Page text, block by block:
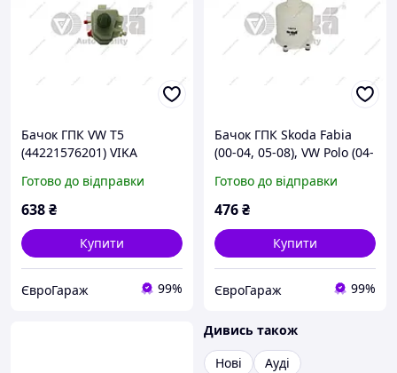
Бачок ГПК VW T5
(44221576201) VIKA
Готово до відправки
638₴
Купити
ЄвроГараж 99%
Бачок ГПК Skoda Fabia
(00-04, 05-08), VW Polo (04-
Ibiza (02-05) (64230042801)
VIKA
Готово до відправки
476₴
Купити
ЄвроГараж 99%
Дивись також
Нові
Ауді